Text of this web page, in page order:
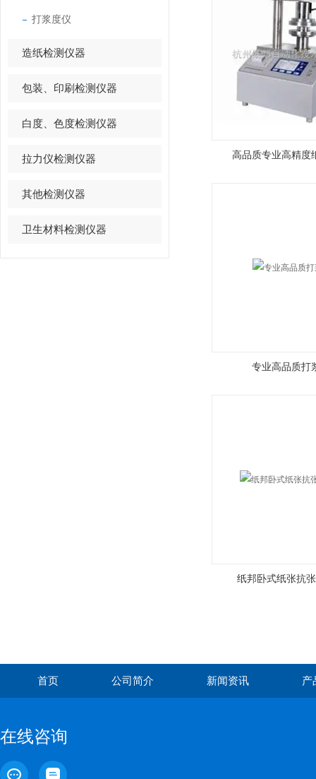
打浆度仪
造纸检测仪器
包装、印刷检测仪器
白度、色度检测仪器
拉力仪检测仪器
其他检测仪器
卫生材料检测仪器
高品质专业高精度
专业高品质打
纸邦卧式纸张抗
首页 公司简介 新闻资讯 产
在线咨询